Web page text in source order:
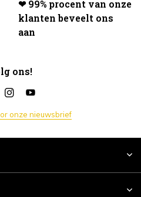
❤ 99% procent van onze
klanten beveelt ons
aan
ons!
onze nieuwsbrief